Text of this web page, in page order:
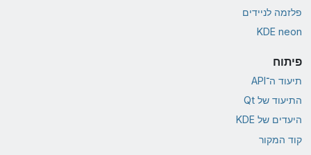
פלזמה לניידים
KDE neon
פיתוח
תיעוד ה־API
התיעוד של Qt
היעדים של KDE
קוד המקור